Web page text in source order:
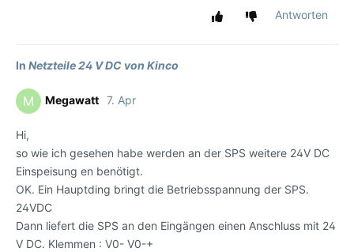
Antworten
In Netzteile 24 V DC von Kinco
M Megawatt 7. Apr
Hi,
so wie ich gesehen habe werden an der SPS weitere 24V DC
Einspeisung en benötigt.
OK. Ein Hauptding bringt die Betriebsspannung der SPS.
24VDC
Dann liefert die SPS an den Eingängen einen Anschluss mit 24
V DC. Klemmen : V0- V0-+